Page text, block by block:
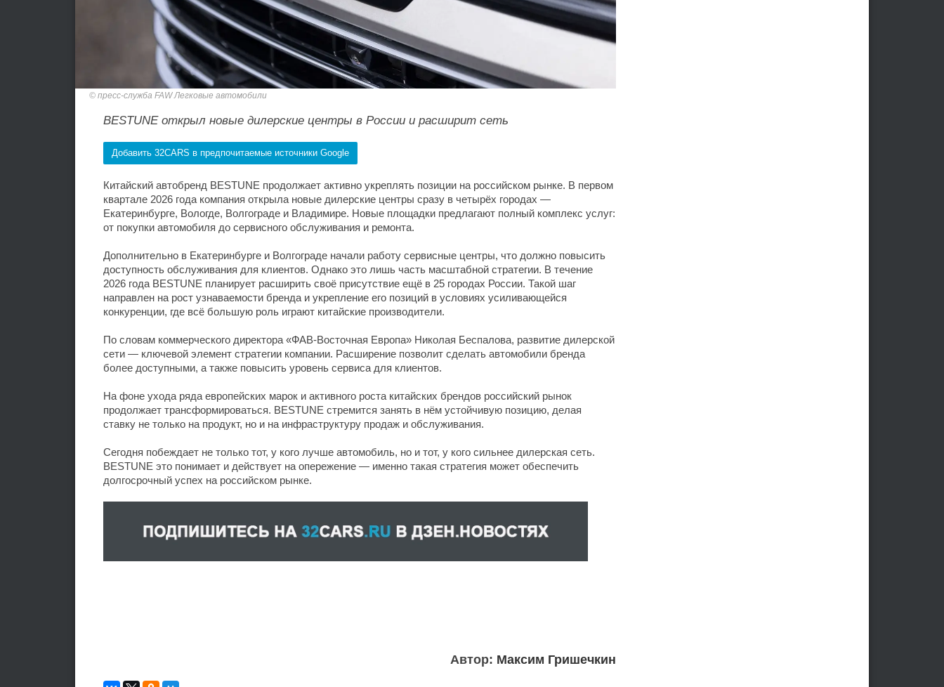
пресс-служба FAW Легковые автомобили
BESTUNE открыл новые дилерские центры в России и расширит сеть
Добавить 32CARS в предпочитаемые источники Google
Китайский автобренд BESTUNE продолжает активно укреплять позиции на российском рынке. В первом
квартале 2026 года компания открыла новые дилерские центры сразу в четырёх городах —
Екатеринбурге, Вологде, Волгограде и Владимире. Новые площадки предлагают полный комплекс услуг:
от покупки автомобиля до сервисного обслуживания и ремонта.
Дополнительно в Екатеринбурге и Волгограде начали работу сервисные центры, что должно повысить
доступность обслуживания для клиентов. Однако это лишь часть масштабной стратегии. В течение
2026 года BESTUNE планирует расширить своё присутствие ещё в 25 городах России. Такой шаг
направлен на рост узнаваемости бренда и укрепление его позиций в условиях усиливающейся
конкуренции, где всё большую роль играют китайские производители.
По словам коммерческого директора «ФАВ-Восточная Европа» Николая Беспалова, развитие дилерской
сети — ключевой элемент стратегии компании. Расширение позволит сделать автомобили бренда
более доступными, а также повысить уровень сервиса для клиентов.
На фоне ухода ряда европейских марок и активного роста китайских брендов российский рынок
продолжает трансформироваться. BESTUNE стремится занять в нём устойчивую позицию, делая
ставку не только на продукт, но и на инфраструктуру продаж и обслуживания.
Сегодня побеждает не только тот, у кого лучше автомобиль, но и тот, у кого сильнее дилерская сеть.
BESTUNE это понимает и действует на опережение — именно такая стратегия может обеспечить
долгосрочный успех на российском рынке.
Автор: Максим Гришечкин